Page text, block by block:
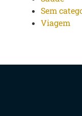
Sem
Viagem